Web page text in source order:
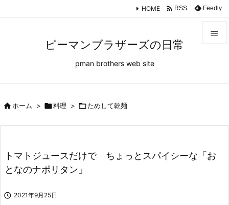
ピーマンブラザーズの日常
pman brothers web site



HOME  RSS Feedly
ホーム > 料理 > ためして乾麺
トマトジュースだけで ちょっとスパイシーな「お
となのナポリタン」
 2021年9月25日